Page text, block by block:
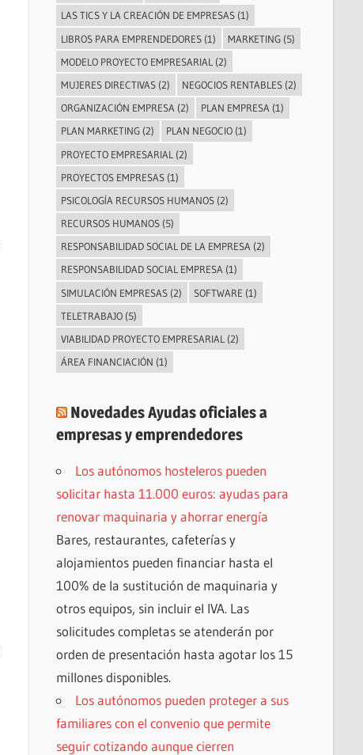
LAS TICS Y LA CREACIÓN DE EMPRESAS (1)
LIBROS PARA EMPRENDEDORES (1) MARKETING (5)
MODELO PROYECTO EMPRESARIAL (2)
MUJERES DIRECTIVAS (2) NEGOCIOS RENTABLES (2)
ORGANIZACIÓN EMPRESA (2) PLAN EMPRESA (1)
PLAN MARKETING (2) PLAN NEGOCIO (1)
PROYECTO EMPRESARIAL (2)
PROYECTOS EMPRESAS (1)
PSICOLOGÍA RECURSOS HUMANOS (2)
RECURSOS HUMANOS (5)
RESPONSABILIDAD SOCIAL DE LA EMPRESA (2)
RESPONSABILIDAD SOCIAL EMPRESA (1)
SIMULACIÓN EMPRESAS (2) SOFTWARE (1)
TELETRABAJO (5)
VIABILIDAD PROYECTO EMPRESARIAL (2)
ÁREA FINANCIACIÓN (1)
Novedades Ayudas oficiales a
empresas y emprendedores
Los autónomos hosteleros pueden
solicitar hasta 11.000 euros: ayudas para
renovar maquinaria y ahorrar energía
Bares, restaurantes, cafeterías y
alojamientos pueden financiar hasta el
100% de la sustitución de maquinaria y
otros equipos, sin incluir el IVA. Las
solicitudes completas se atenderán por
orden de presentación hasta agotar los 15
millones disponibles.
Los autónomos pueden proteger a sus
familiares con el convenio que permite
seguir cotizando aunque cierren